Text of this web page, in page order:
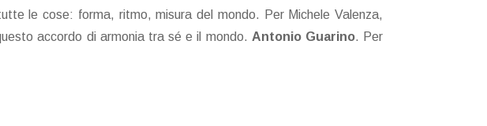
le cose: forma, ritmo, misura del mondo. Per Michele Valenza,
accordo di armonia tra sé e il mondo. Antonio Guarino. Per